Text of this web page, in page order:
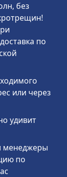
без
по
или через
удивит
менеджеры
по